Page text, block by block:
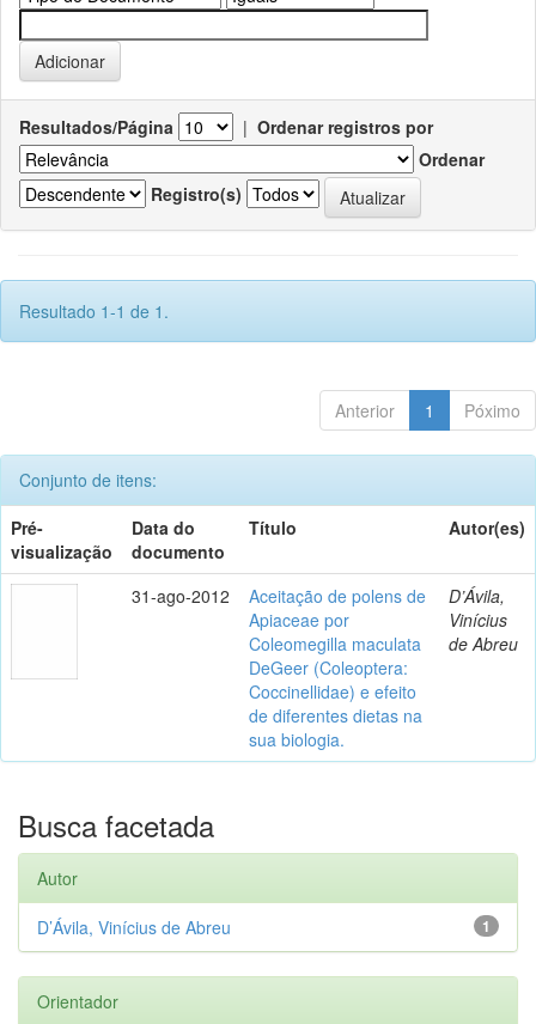
Resultados/Página | Ordenar registros por
Ordenar
Registro(s)
Resultado 1-1 de 1.
Anterior 1 Póximo
Conjunto de itens:
Pré-
visualização
Data do
documento
Título Autor(es)
31-ago-2012
Aceitação de polens de
Apiaceae por
Coleomegilla maculata
DeGeer (Coleoptera:
Coccinellidae) e efeito
de diferentes dietas na
sua biologia.
D’Ávila,
Vinícius
de Abreu
Busca facetada
Autor
1
D’Ávila, Vinícius de Abreu
Orientador